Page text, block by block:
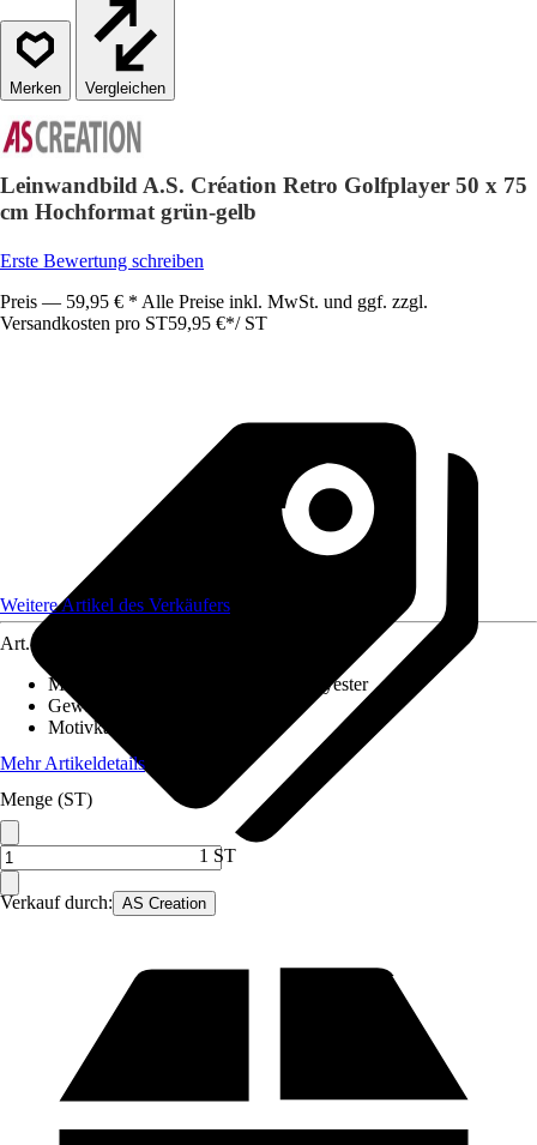
Vergleichen
Leinwandbild A.S. Création Retro Golfplayer 50 x 75
cm Hochformat grün-gelb
Erste Bewertung schreiben
Preis — 59,95 € * Alle Preise inkl. MwSt. und ggf. zzgl.
Versandkosten pro ST59,95 €*/ ST
Verkauf durch: AS Creation
Weitere Artikel des Verkäufers
Art.-Nr.
Material Leinwand
Baumwolle, Polyester
Gewicht
Motivkategorie
Mehr Artikeldetails
Menge (ST)
1 ST